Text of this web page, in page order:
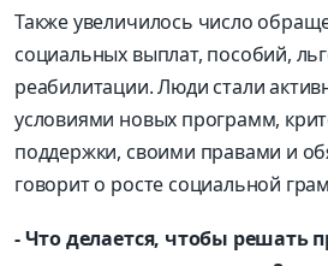
Также увеличилось число
социальных выплат, пособий,
реабилитации. Люди стали
условиями новых программ,
поддержки, своими правами и
говорит о росте социальной
- Что делается, чтобы решать